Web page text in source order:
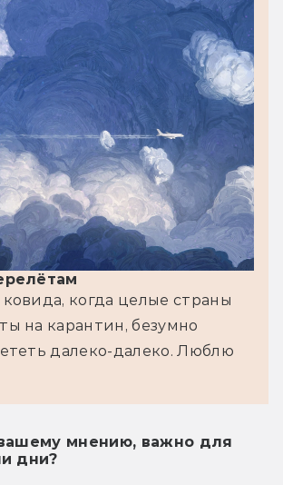
когда целые страны
на карантин, безумно
далеко-далеко. Люблю
мнению, важно для
дни?